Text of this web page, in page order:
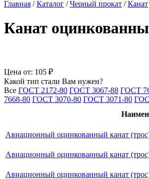
Главная /Каталог /Черный прокат /Канат
Канат
Цена от: 105 ₽
Какой тип стали Вам нужен?
Все ГОСТ 2172-80 ГОСТ 3067-88 ГОСТ
7668-80 ГОСТ 3070-80 ГОСТ 3071-80
Авиационный оцинкованный канат
Авиационный оцинкованный канат
Авиационный оцинкованный канат